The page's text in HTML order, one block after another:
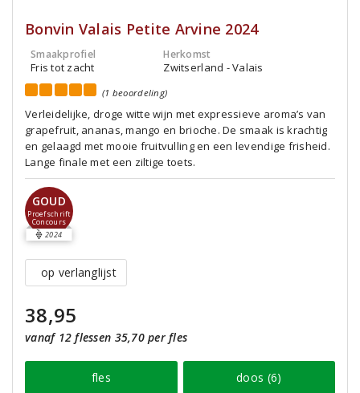
Bonvin Valais Petite Arvine 2024
Smaakprofiel
Fris tot zacht
Herkomst
Zwitserland - Valais
(1 beoordeling)
Verleidelijke, droge witte wijn met expressieve aroma’s van
grapefruit, ananas, mango en brioche. De smaak is krachtig
en gelaagd met mooie fruitvulling en een levendige frisheid.
Lange finale met een ziltige toets.
GOUD
Proefschrift
Concours
2024
op verlanglijst
38,95
vanaf 12 flessen 35,70 per fles
fles doos (6)